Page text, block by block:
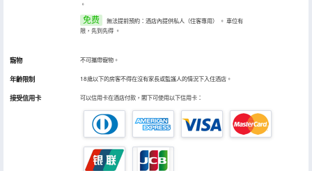
。
免费 無法提前預約：酒店內提供私人（住客專用） 。 車位有
限，先到先得 。
寵物 不可攜帶寵物。
年齡限制 18歲以下的房客不得在沒有家長或監護人的情況下入住酒店。
接受信用卡 可以信用卡在酒店付款，閣下可使用以下信用卡：